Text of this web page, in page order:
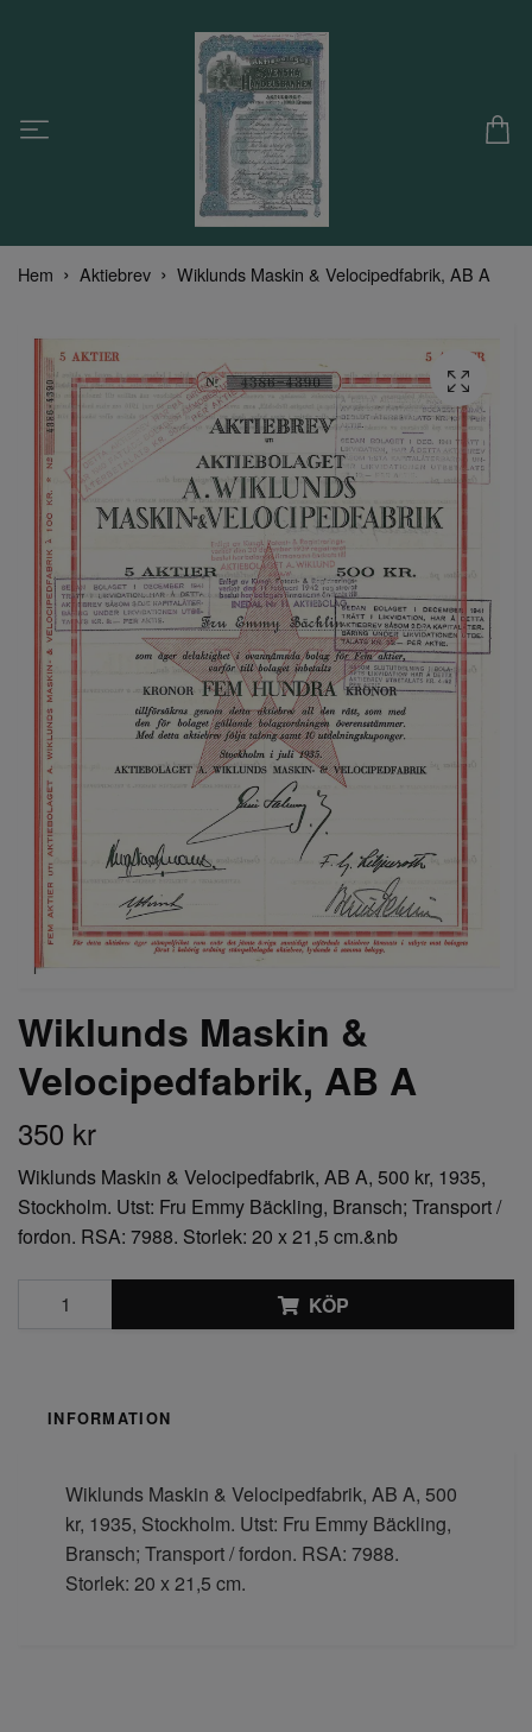
Hem Aktiebrev Wiklunds Maskin & Velocipedfabrik, AB A
Wiklunds Maskin &
Velocipedfabrik, AB A
350 kr
Wiklunds Maskin & Velocipedfabrik, AB A, 500 kr, 1935,
Stockholm. Utst: Fru Emmy Bäckling, Bransch; Transport /
fordon. RSA: 7988. Storlek: 20 x 21,5 cm.&nb
KÖP
INFORMATION
Wiklunds Maskin & Velocipedfabrik, AB A, 500
kr, 1935, Stockholm. Utst: Fru Emmy Bäckling,
Bransch; Transport / fordon. RSA: 7988.
Storlek: 20 x 21,5 cm.